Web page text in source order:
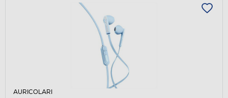
AURICOLARI